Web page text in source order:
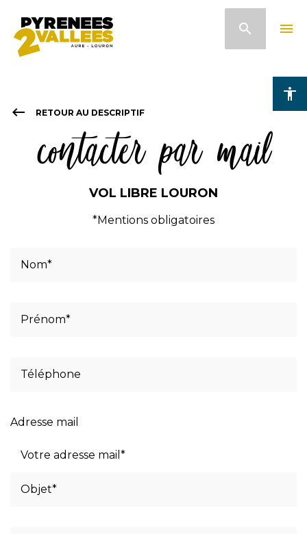
contenu
accessibility
search menu
keyboard_backspace RETOUR AU DESCRIPTIF
contacter par mail
VOL LIBRE LOURON
*Mentions obligatoires
Adresse mail